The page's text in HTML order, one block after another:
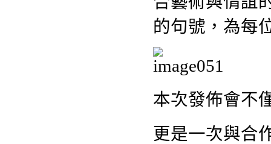
的句號，為每
本次發佈會不
更是一次與合